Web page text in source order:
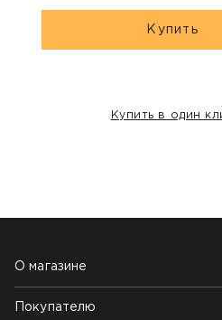
Купить
Купить в один
О магазине
Почему выбирают нас
Покупателю